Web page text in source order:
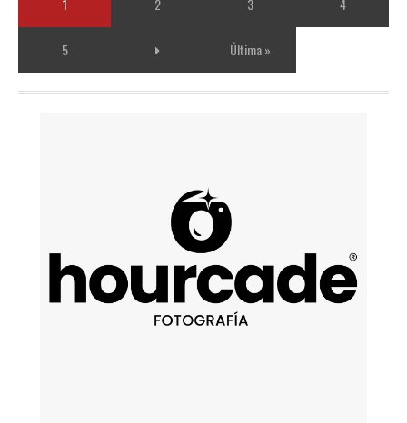
1 2 3 4
5 Última »